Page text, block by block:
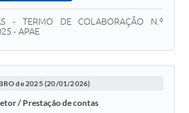
- TERMO DE COLABORAÇÃO N.º
- APAE
de 2025 (20/01/2026)
/ Prestação de contas